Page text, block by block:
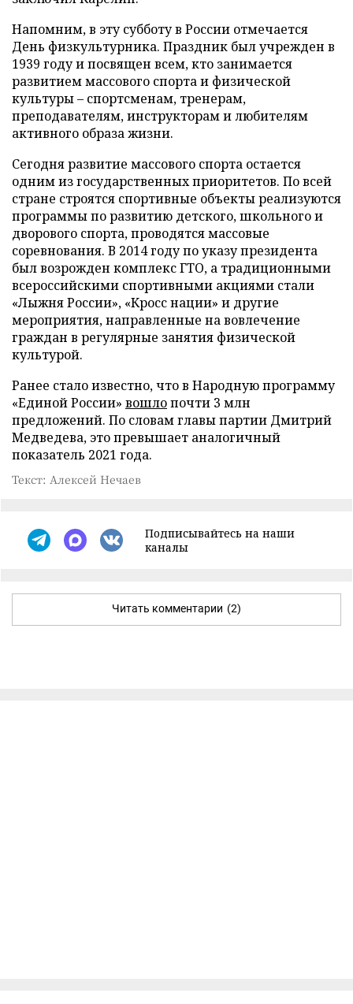
Напомним, в эту субботу в России отмечается
День физкультурника. Праздник был учрежден в
1939 году и посвящен всем, кто занимается
развитием массового спорта и физической
культуры – спортсменам, тренерам,
преподавателям, инструкторам и любителям
активного образа жизни.
Сегодня развитие массового спорта остается
одним из государственных приоритетов. По всей
стране строятся спортивные объекты реализуются
программы по развитию детского, школьного и
дворового спорта, проводятся массовые
соревнования. В 2014 году по указу президента
был возрожден комплекс ГТО, а традиционными
всероссийскими спортивными акциями стали
«Лыжня России», «Кросс нации» и другие
мероприятия, направленные на вовлечение
граждан в регулярные занятия физической
культурой.
Ранее стало известно, что в Народную программу
«Единой России» вошлопочти 3 млн
предложений. По словам главы партии Дмитрий
Медведева, это превышает аналогичный
показатель 2021 года.
Текст: Алексей Нечаев
Подписывайтесь на наши
каналы
Читать комментарии (2)